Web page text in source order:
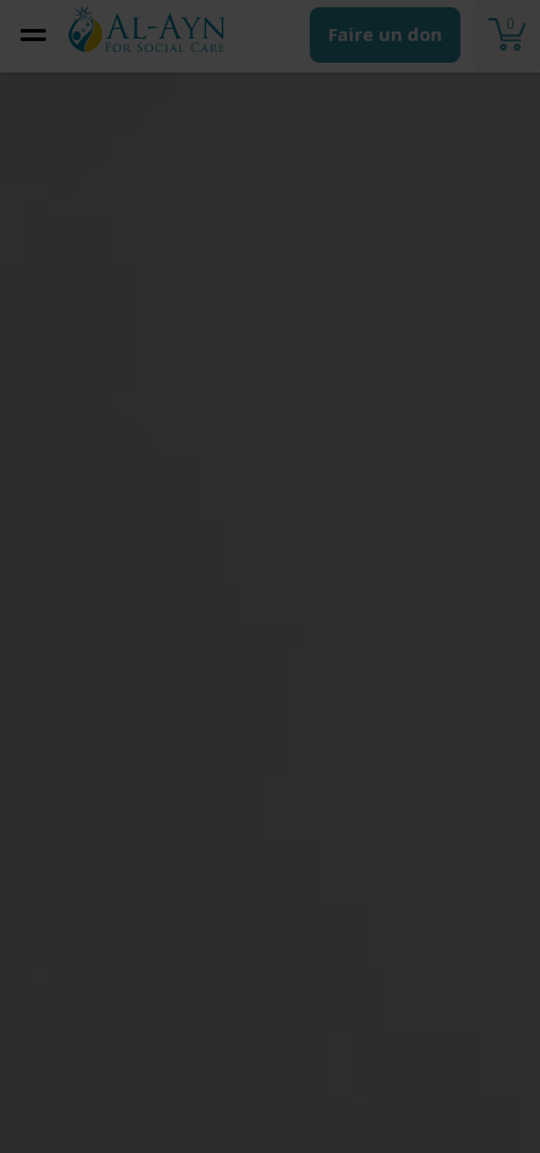
0
Faire un don